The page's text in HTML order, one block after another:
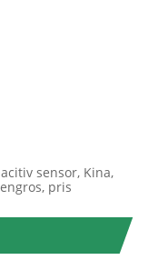
sensor, Kina,
pris